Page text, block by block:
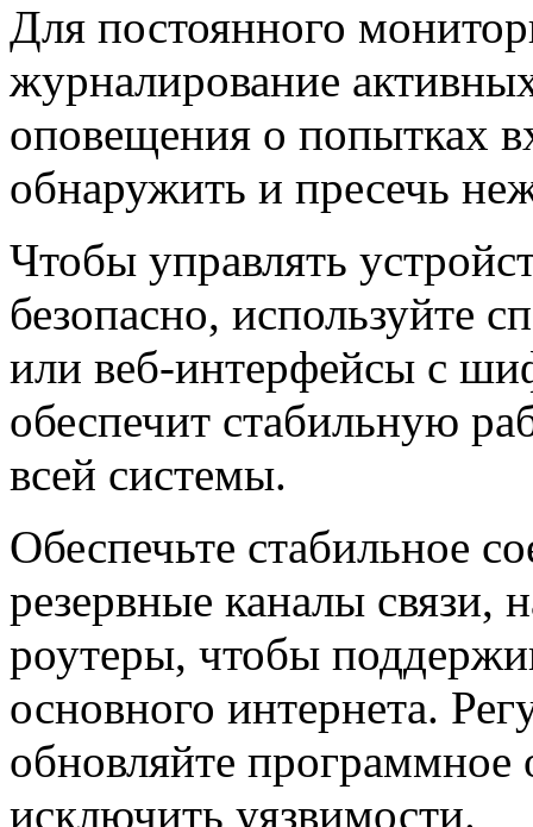
Для постоянного
журналирование
оповещения о попытках
обнаружить и пресечь
Чтобы управлять
безопасно, используйте
или веб-интерфейсы с
обеспечит стабильную
всей системы.
Обеспечьте стабильное
резервные каналы
роутеры, чтобы
основного интернета.
обновляйте программное
исключить уязвимости.